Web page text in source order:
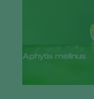
Aphytis melinus